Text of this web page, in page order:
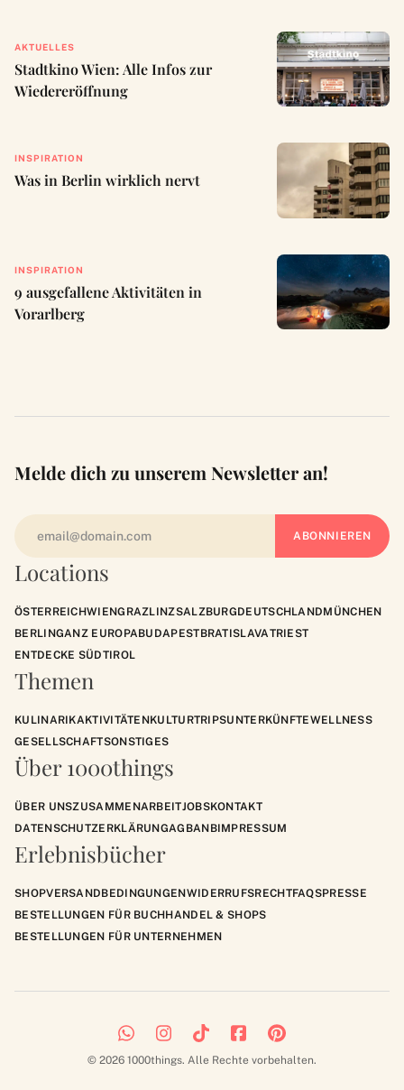
AKTUELLES
Stadtkino Wien: Alle Infos zur
Wiedereröffnung
INSPIRATION
Was in Berlin wirklich nervt
INSPIRATION
9 ausgefallene Aktivitäten in
Vorarlberg
Locations
ÖSTERREICHWIENGRAZLINZSALZBURGDEUTSCHLANDMÜNCHEN
BERLINGANZ EUROPABUDAPESTBRATISLAVATRIEST
ENTDECKE SÜDTIROL
Themen
KULINARIKAKTIVITÄTENKULTURTRIPSUNTERKÜNFTEWELLNESS
GESELLSCHAFTSONSTIGES
Über 1000things
ÜBER UNSZUSAMMENARBEITJOBSKONTAKT
DATENSCHUTZERKLÄRUNGAGBANBIMPRESSUM
Erlebnisbücher
SHOPVERSANDBEDINGUNGENWIDERRUFSRECHTFAQSPRESSE
BESTELLUNGEN FÜR BUCHHANDEL & SHOPS
BESTELLUNGEN FÜR UNTERNEHMEN
Melde dich zu unserem Newsletter an!
© 2026 1000things. Alle Rechte vorbehalten.